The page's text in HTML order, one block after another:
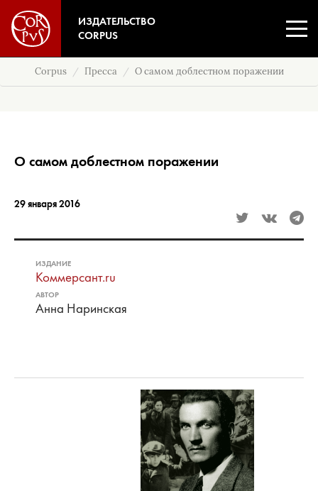
ИЗДАТЕЛЬСТВО
CORPUS
Corpus Пресса О самом доблестном поражении
О самом доблестном поражении
29 января 2016
ИЗДАНИЕ
Коммерсант.ru
АВТОР
Анна Наринская